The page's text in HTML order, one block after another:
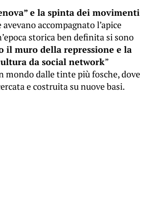
e la spinta dei movimenti
avevano accompagnato l’apice
storica ben definita si sono
muro della repressione e la
da social network”
mondo dalle tinte più fosche, dove
e costruita su nuove basi.